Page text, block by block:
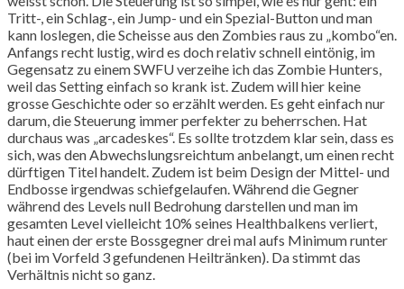
Tritt-, ein Schlag-, ein Jump- und ein Spezial-Button und man
kann loslegen, die Scheisse aus den Zombies raus zu „kombo“en.
Anfangs recht lustig, wird es doch relativ schnell eintönig, im
Gegensatz zu einem SWFU verzeihe ich das Zombie Hunters,
weil das Setting einfach so krank ist. Zudem will hier keine
grosse Geschichte oder so erzählt werden. Es geht einfach nur
darum, die Steuerung immer perfekter zu beherrschen. Hat
durchaus was „arcadeskes“. Es sollte trotzdem klar sein, dass es
sich, was den Abwechslungsreichtum anbelangt, um einen recht
dürftigen Titel handelt. Zudem ist beim Design der Mittel- und
Endbosse irgendwas schiefgelaufen. Während die Gegner
während des Levels null Bedrohung darstellen und man im
gesamten Level vielleicht 10% seines Healthbalkens verliert,
haut einen der erste Bossgegner drei mal aufs Minimum runter
(bei im Vorfeld 3 gefundenen Heiltränken). Da stimmt das
Verhältnis nicht so ganz.